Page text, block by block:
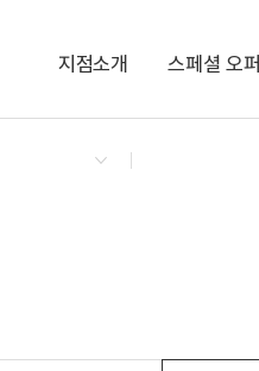
지점소개 스페셜 오퍼